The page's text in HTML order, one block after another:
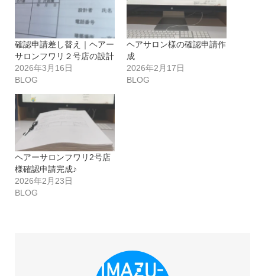
確認申請差し替え｜ヘアー
サロンフワリ２号店の設計
2026年3月16日
BLOG
ヘアサロン様の確認申請作
成
2026年2月17日
BLOG
ヘアーサロンフワリ2号店
様確認申請完成♪
2026年2月23日
BLOG